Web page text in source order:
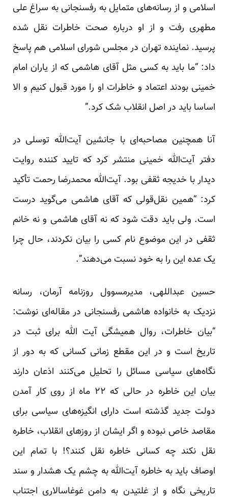
اسلامی و از رسانه‌های متمایل به رفسنجانی به سراغ علی
مطهری رفت و از او درباره صحت خاطرات نقل شده
پرسید. نماینده تهران در مجلس شورای اسلامی هم پاسخ
داد: “ما باید به کسی مثل آقای هاشمی که از یاران امام
خمینی بودند اعتماد و خاطرات او را مورد قبول کنیم و الا
اساسا باید در اصل انقلاب شک کرد.”
آنا همچنین مصاحبه‌ای با جانشین آیت‌الله توسلی در
دفتر آیت‌الله خمینی منتشر کرد که تایید کننده روایت
دیدار با خدیجه ثقفی بود. آیت‌الله محمدرضا رحمت تأکید
کرد: “همین نقل‌قولی که آقای هاشمی می‌گوید درست
است. ولی باید دقت شود که نه آقای هاشمی و نه خانم
ثقفی در این موضوع نام کسی را بیان نکردند، حال چرا
یک عده این را به خود نسبت می‌دهند”.
حسین عبداللهی، مدیرمسوول روزنامه آرمان، رسانه
نزدیک به خانواده هاشمی رفسنجانی در مقاله‌ای نوشت:
“بیان خاطرات، روال همیشگی آیت‌ الله برای ثبت در
تاریخ است و در این مقطع زمانی کسانی که به دور از
نگاه‌های سیاسی مسائل را تحلیل می‌کنند اذعان دارند
بیان این خاطره در حالی که ۲۲ ماه از روی کار آمدن
دولت جدید گذشته است دارای انگیزه‌های سیاسی برای
مقاصد خاص نبوده و اگر ایشان از روزهای انقلاب، خاطره
نقل نکند چه کسانی خاطره نقل کنند؟! با تمام این
اوصاف باید به خاطره آیت‌الله به چشم یک هشدار و سند
تاریخی نگاه و از غلتیدن به دامن غوغاسالاری اجتناب